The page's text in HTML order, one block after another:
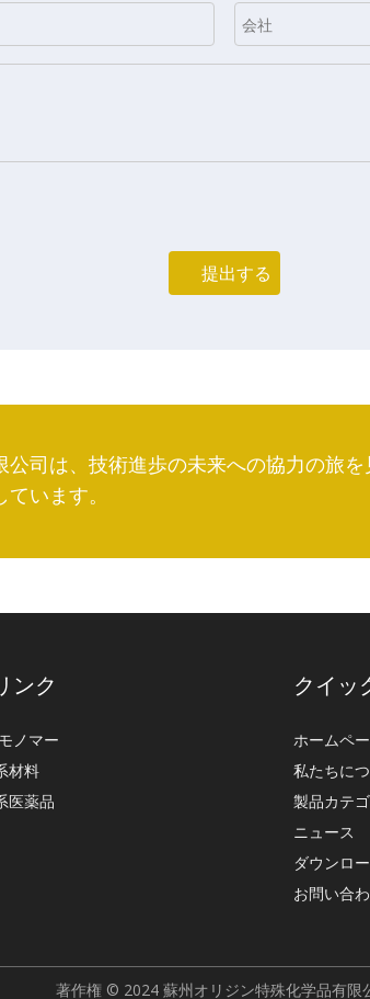
提出する
司は、技術進歩の未来への協力の旅
います。
ンク
ノマー
材料
医薬品
クイッ
ホームペ
私たちに
製品カテ
ニュース
ダウンロ
お問い合
著作権 © 2024 蘇州オリジン特殊化学品有限